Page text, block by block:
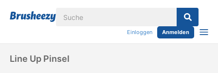
Einloggen Anmelden
Line Up Pinsel